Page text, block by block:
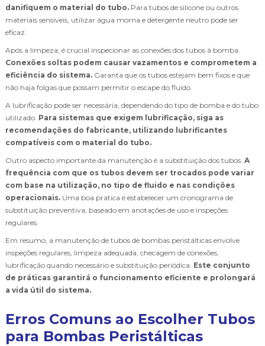
danifiquem o material do tubo. Para tubos de silicone ou outros
materiais sensíveis, utilizar água morna e detergente neutro pode ser
eficaz.
Após a limpeza, é crucial inspecionar as conexões dos tubos à bomba.
Conexões soltas podem causar vazamentos e comprometem a
eficiência do sistema. Garanta que os tubos estejam bem fixos e que
não haja folgas que possam permitir o escape do fluido.
A lubrificação pode ser necessária, dependendo do tipo de bomba e do tubo
utilizado. Para sistemas que exigem lubrificação, siga as
recomendações do fabricante, utilizando lubrificantes
compatíveis com o material do tubo.
Outro aspecto importante da manutenção é a substituição dos tubos. A
frequência com que os tubos devem ser trocados pode variar
com base na utilização, no tipo de fluido e nas condições
operacionais. Uma boa prática é estabelecer um cronograma de
substituição preventiva, baseado em anotações de uso e inspeções
regulares.
Em resumo, a manutenção de tubos de bombas peristálticas envolve
inspeções regulares, limpeza adequada, checagem de conexões,
lubrificação quando necessário e substituição periódica. Este conjunto
de práticas garantirá o funcionamento eficiente e prolongará
a vida útil do sistema.
Erros Comuns ao Escolher Tubos
para Bombas Peristálticas